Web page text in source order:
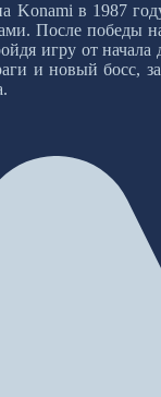
в 1987
После
игру от
и новый босс,